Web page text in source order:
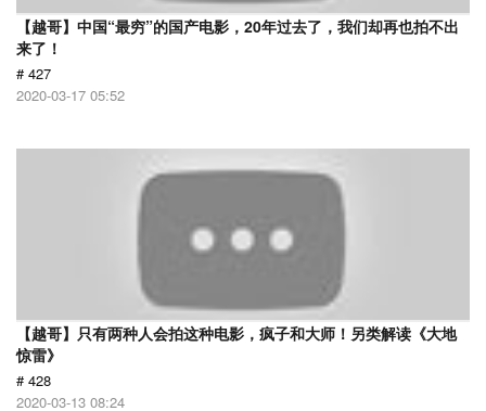
【越哥】中国“最穷”的国产电影，20年过去了，我们却再也拍不出
来了！
# 427
2020-03-17 05:52
【越哥】只有两种人会拍这种电影，疯子和大师！另类解读《大地
惊雷》
# 428
2020-03-13 08:24